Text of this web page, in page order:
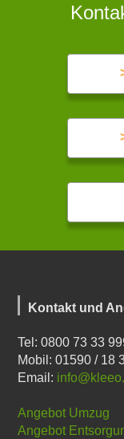
Kontakt und
Tel: 0800 73 33
Mobil: 01590 / 18
Email:
Angebot Umzug
Angebot